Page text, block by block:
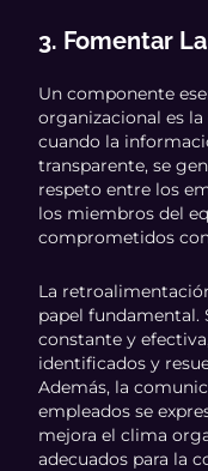
3. Fomentar
Un componente
organizacional es
cuando la
transparente, se
respeto entre los
los miembros del
comprometidos
La
papel fundamental.
constante y
identificados y
Además, la
empleados se
mejora el clima
adecuados para la